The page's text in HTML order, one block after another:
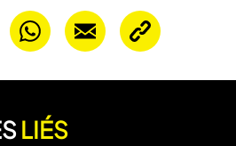
LIÉS